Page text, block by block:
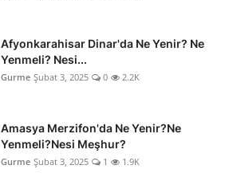
Afyonkarahisar Dinar'da Ne Yenir? Ne
Yenmeli? Nesi...
Gurme Şubat 3, 2025 0 2.2K
Amasya Merzifon'da Ne Yenir?Ne
Yenmeli?Nesi Meşhur?
Gurme Şubat 3, 2025 1 1.9K